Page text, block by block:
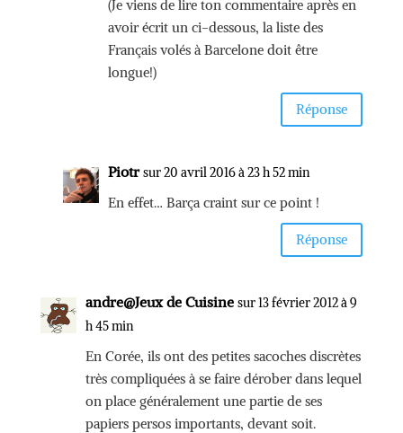
(Je viens de lire ton commentaire après en
avoir écrit un ci-dessous, la liste des
Français volés à Barcelone doit être
longue!)
Réponse
Piotr sur 20 avril 2016 à 23 h 52 min
En effet… Barça craint sur ce point !
Réponse
andre@Jeux de Cuisine sur 13 février 2012 à 9
h 45 min
En Corée, ils ont des petites sacoches discrètes
très compliquées à se faire dérober dans lequel
on place généralement une partie de ses
papiers persos importants, devant soit.